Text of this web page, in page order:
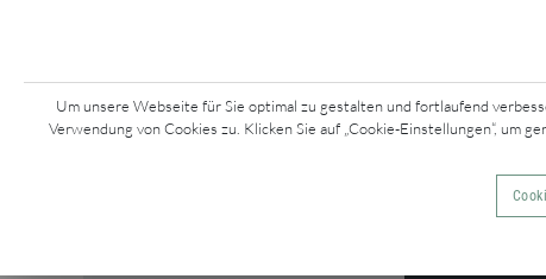
Um unsere Webseite für Sie optimal zu gestalten und fortlaufend
Verwendung von Cookies zu. Klicken Sie auf „Cookie-Einstellungen“,
EVENTS